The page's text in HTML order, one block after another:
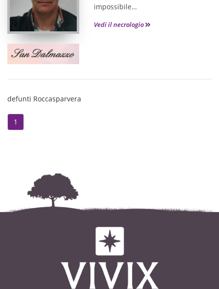
impossibile
dimenticarti. Sandra.
Vedi il necrologio
defunti Roccasparvera
1